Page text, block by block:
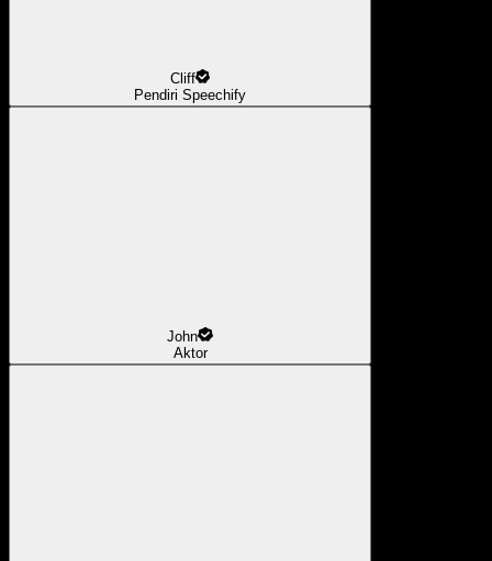
Cliff
Pendiri Speechify
John
Aktor